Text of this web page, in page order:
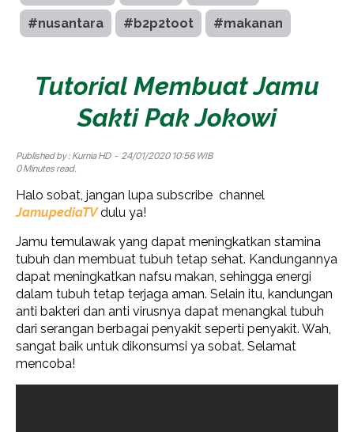
#nusantara #b2p2toot #makanan
Tutorial Membuat Jamu
Sakti Pak Jokowi
Published by : Kurnia HD- 24/01/2020 10:56 WIB
0 Minutes read.
Halo sobat, jangan lupa subscribe channel
JamupediaTVdulu ya!
Jamu temulawak yang dapat meningkatkan stamina
tubuh dan membuat tubuh tetap sehat. Kandungannya
dapat meningkatkan nafsu makan, sehingga energi
dalam tubuh tetap terjaga aman. Selain itu, kandungan
anti bakteri dan anti virusnya dapat menangkal tubuh
dari serangan berbagai penyakit seperti penyakit. Wah,
sangat baik untuk dikonsumsi ya sobat. Selamat
mencoba!